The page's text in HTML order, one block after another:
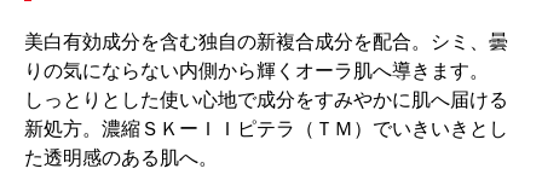
美白有効成分を含む独自の新複合成分を配合。シミ、曇
りの気にならない内側から輝くオーラ肌へ導きます。
しっとりとした使い心地で成分をすみやかに肌へ届ける
新処方。濃縮ＳＫーＩＩピテラ（ＴＭ）でいきいきとし
た透明感のある肌へ。